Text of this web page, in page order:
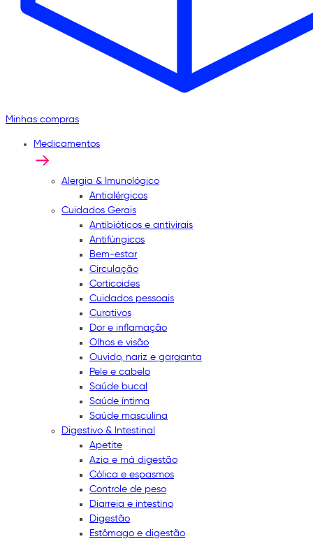
Minhas compras
Medicamentos
Alergia & Imunológico
Antialérgicos
Cuidados Gerais
Antibióticos e antivirais
Antifúngicos
Bem-estar
Circulação
Corticoides
Cuidados pessoais
Curativos
Dor e inflamação
Olhos e visão
Ouvido, nariz e garganta
Pele e cabelo
Saúde bucal
Saúde íntima
Saúde masculina
Digestivo & Intestinal
Apetite
Azia e má digestão
Cólica e espasmos
Controle de peso
Diarreia e intestino
Digestão
Estômago e digestão